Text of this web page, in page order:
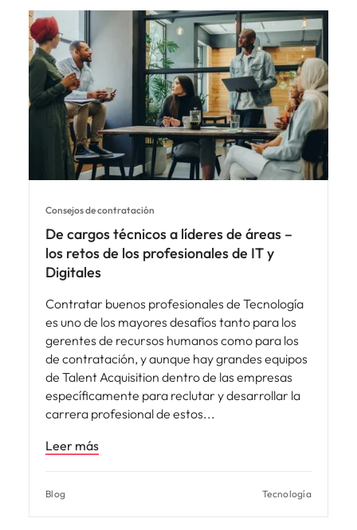
Consejos de contratación
De cargos técnicos a líderes de áreas –
los retos de los profesionales de IT y
Digitales
Contratar buenos profesionales de Tecnología
es uno de los mayores desafíos tanto para los
gerentes de recursos humanos como para los
de contratación, y aunque hay grandes equipos
de Talent Acquisition dentro de las empresas
específicamente para reclutar y desarrollar la
carrera profesional de estos
Leer más
Blog Tecnología